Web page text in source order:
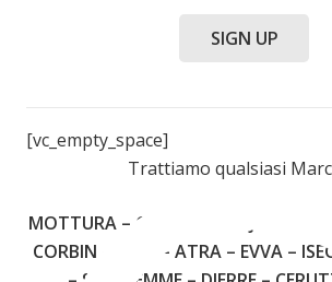
SIGN UP
[vc_empty_space]
Trattiamo qualsiasi
MOTTURA – CISA – FIAM – JUWEL –
CORBIN – YALE – ATRA – EVVA –